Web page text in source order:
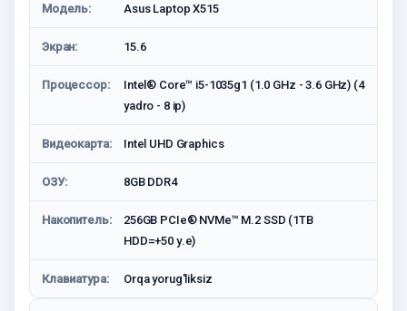
Модель: Asus Laptop X515
Экран: 15.6
Процессор:
Intel® Core™ i5-1035g1 (1.0 GHz - 3.6 GHz) (4
yadro - 8 ip)
Видеокарта: Intel UHD Graphics
ОЗУ: 8GB DDR4
Накопитель:
256GB PCIe® NVMe™ M.2 SSD (1TB
HDD=+50 у.е)
Клавиатура: Orqa yorug'liksiz